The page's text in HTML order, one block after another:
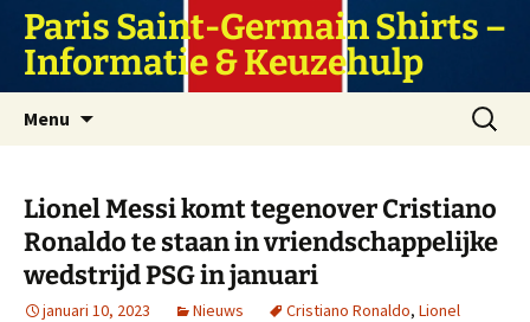
naar
inhoud
Paris Saint-Germain Shirts –
Informatie & Keuzehulp
Menu
Zoeken
naar:
Lionel Messi komt tegenover Cristiano
Ronaldo te staan in vriendschappelijke
wedstrijd PSG in januari
januari 10, 2023 Nieuws Cristiano Ronaldo, Lionel